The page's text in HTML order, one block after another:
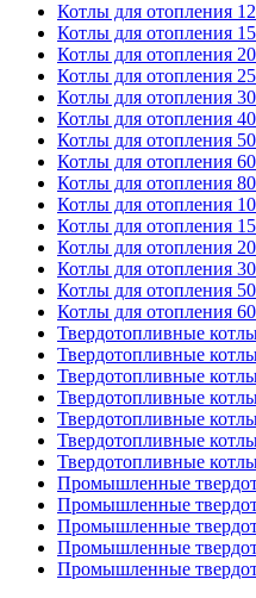
Котлы для отопления
Котлы для отопления
Котлы для отопления
Котлы для отопления
Котлы для отопления
Котлы для отопления
Котлы для отопления
Котлы для отопления
Котлы для отопления
Котлы для отопления
Котлы для отопления
Котлы для отопления
Котлы для отопления
Котлы для отопления
Котлы для отопления
Твердотопливные
Твердотопливные
Твердотопливные
Твердотопливные
Твердотопливные
Твердотопливные
Твердотопливные
Промышленные
Промышленные
Промышленные
Промышленные
Промышленные